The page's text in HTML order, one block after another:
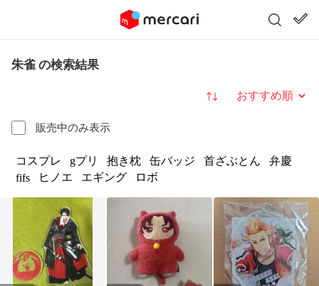
朱雀 の検索結果
販売中のみ表示
並び替え
コスプレ gプリ 抱き枕 缶バッジ 首ざぶとん
弁慶
fifs
ヒノエ エギング ロボ